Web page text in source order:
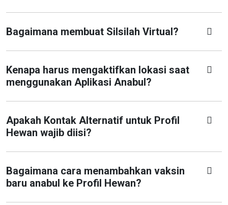
Bagaimana membuat Silsilah Virtual?
Kenapa harus mengaktifkan lokasi saat
menggunakan Aplikasi Anabul?
Apakah Kontak Alternatif untuk Profil
Hewan wajib diisi?
Bagaimana cara menambahkan vaksin
baru anabul ke Profil Hewan?